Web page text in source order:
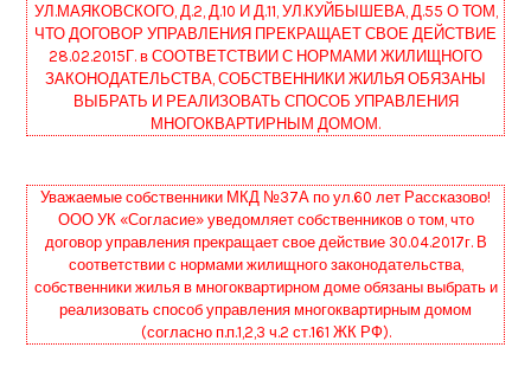
УЛ.МАЯКОВСКОГО, Д.2, Д.10 И Д.11, УЛ.КУЙБЫШЕВА, Д.55 О ТОМ,
ЧТО ДОГОВОР УПРАВЛЕНИЯ ПРЕКРАЩАЕТ СВОЕ ДЕЙСТВИЕ
28.02.2015Г. в СООТВЕТСТВИИ С НОРМАМИ ЖИЛИЩНОГО
ЗАКОНОДАТЕЛЬСТВА, СОБСТВЕННИКИ ЖИЛЬЯ ОБЯЗАНЫ
ВЫБРАТЬ И РЕАЛИЗОВАТЬ СПОСОБ УПРАВЛЕНИЯ
МНОГОКВАРТИРНЫМ ДОМОМ.
Уважаемые собственники МКД №37А по ул.60 лет Рассказово!
ООО УК «Согласие» уведомляет собственников о том, что
договор управления прекращает свое действие 30.04.2017г. В
соответствии с нормами жилищного законодательства,
собственники жилья в многоквартирном доме обязаны выбрать и
реализовать способ управления многоквартирным домом
(согласно п.п.1,2,3 ч.2 ст.161 ЖК РФ).